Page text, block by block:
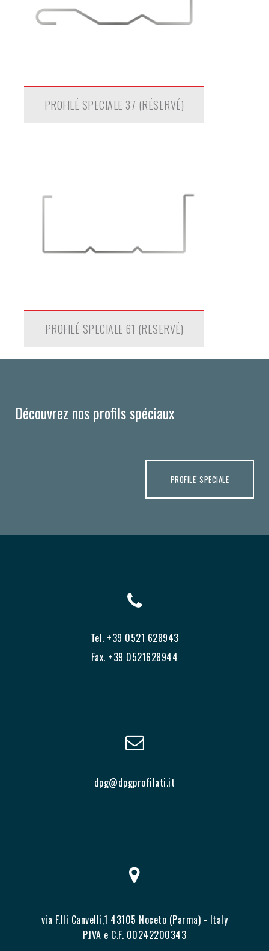
PROFILÉ SPECIALE 37 (RÉSERVÉ)
PROFILÉ SPECIALE 61 (RESERVÉ)
Découvrez nos profils spéciaux
PROFILE' SPECIALE
Tel. +39 0521 628943
Fax. +39 0521628944
dpg@dpgprofilati.it
via F.lli Canvelli,1 43105 Noceto (Parma) - Italy
P.IVA e C.F. 00242200343